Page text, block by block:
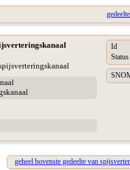
Id
Status
geheel bovenste gedeelte van